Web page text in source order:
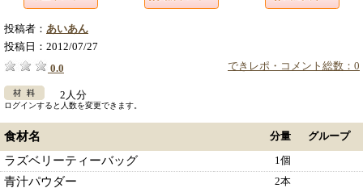
投稿者： あいあん
投稿日： 2012/07/27
できレポ・コメント総数：0
0.0
2人分
ログインすると人数を変更できます。
食材名 分量 グループ
ラズベリーティーバッグ 1個
青汁パウダー 2本